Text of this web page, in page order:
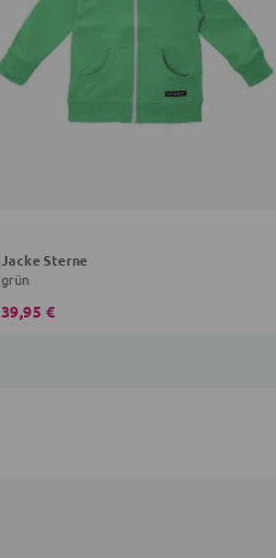
Jacke Sterne
grün
39,95 €